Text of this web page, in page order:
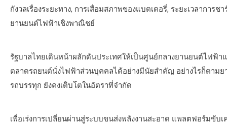
กังวลเรื่องระยะทาง, การเสื่อมสภาพของแบตเตอรี่, ระยะเวลากา
ยานยนต์ไฟฟ้าเชิงพาณิชย์
รัฐบาลไทยเดินหน้าผลักดันประเทศให้เป็นศูนย์กลางยานยนต์ไฟฟ้า
ตลาดรถยนต์นั่งไฟฟ้าส่วนบุคคลได้อย่างมีนัยสำคัญ อย่างไรก็ตาม
รถบรรทุก ยังคงเติบโตในอัตราที่จำกัด
เพื่อเร่งการเปลี่ยนผ่านสู่ระบบขนส่งพลังงานสะอาด แพลตฟอร์มขับ